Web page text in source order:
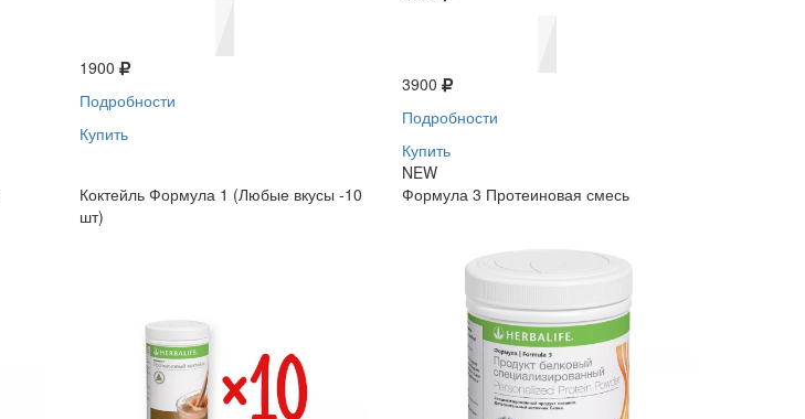
1900
Подробности
Купить
3900
Подробности
Купить
NEW
Коктейль Формула 1 (Любые вкусы -10
шт)
Формула 3 Протеиновая смесь